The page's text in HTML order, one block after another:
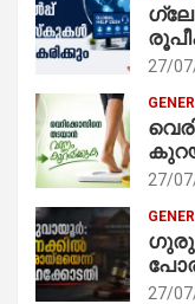
27/
27/
27/